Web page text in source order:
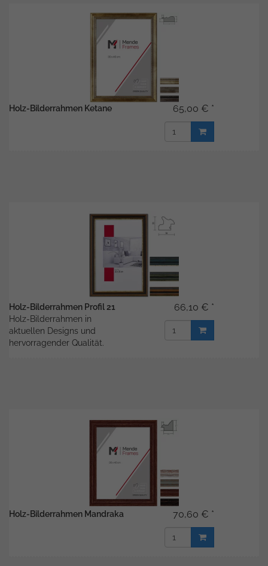
Holz-Bilderrahmen Ketane 65,00 € *
Holz-Bilderrahmen Profil 21
Holz-Bilderrahmen in
aktuellen Designs und
hervorragender Qualität.
66,10 € *
Holz-Bilderrahmen Mandraka 70,60 € *